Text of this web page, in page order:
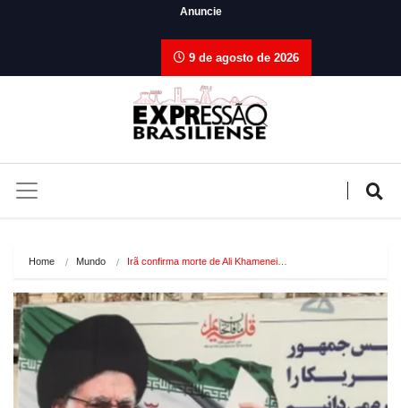
Anuncie
9 de agosto de 2026
Home Mundo Irã confirma morte de Ali Khamenei…